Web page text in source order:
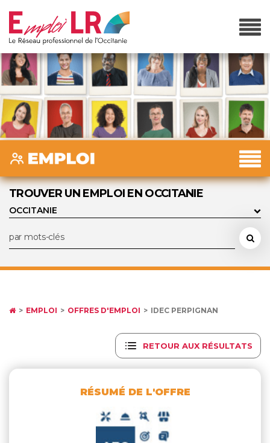
TROUVER UN EMPLOI EN OCCITANIE
EMPLOI OFFRES D'EMPLOI IDEC PERPIGNAN
RETOUR AUX RÉSULTATS
RÉSUMÉ DE L'OFFRE